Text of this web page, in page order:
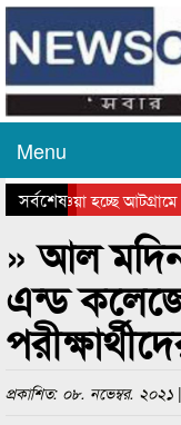
Menu
সর্বশেষ
যাওয়া হচ্ছে আটগ্রামে
পুরস্কার বিতরণ সম্পন্ন
» আল
এন্ড
প্রকাশিত: ০৮. নভেম্বর. ২০২১